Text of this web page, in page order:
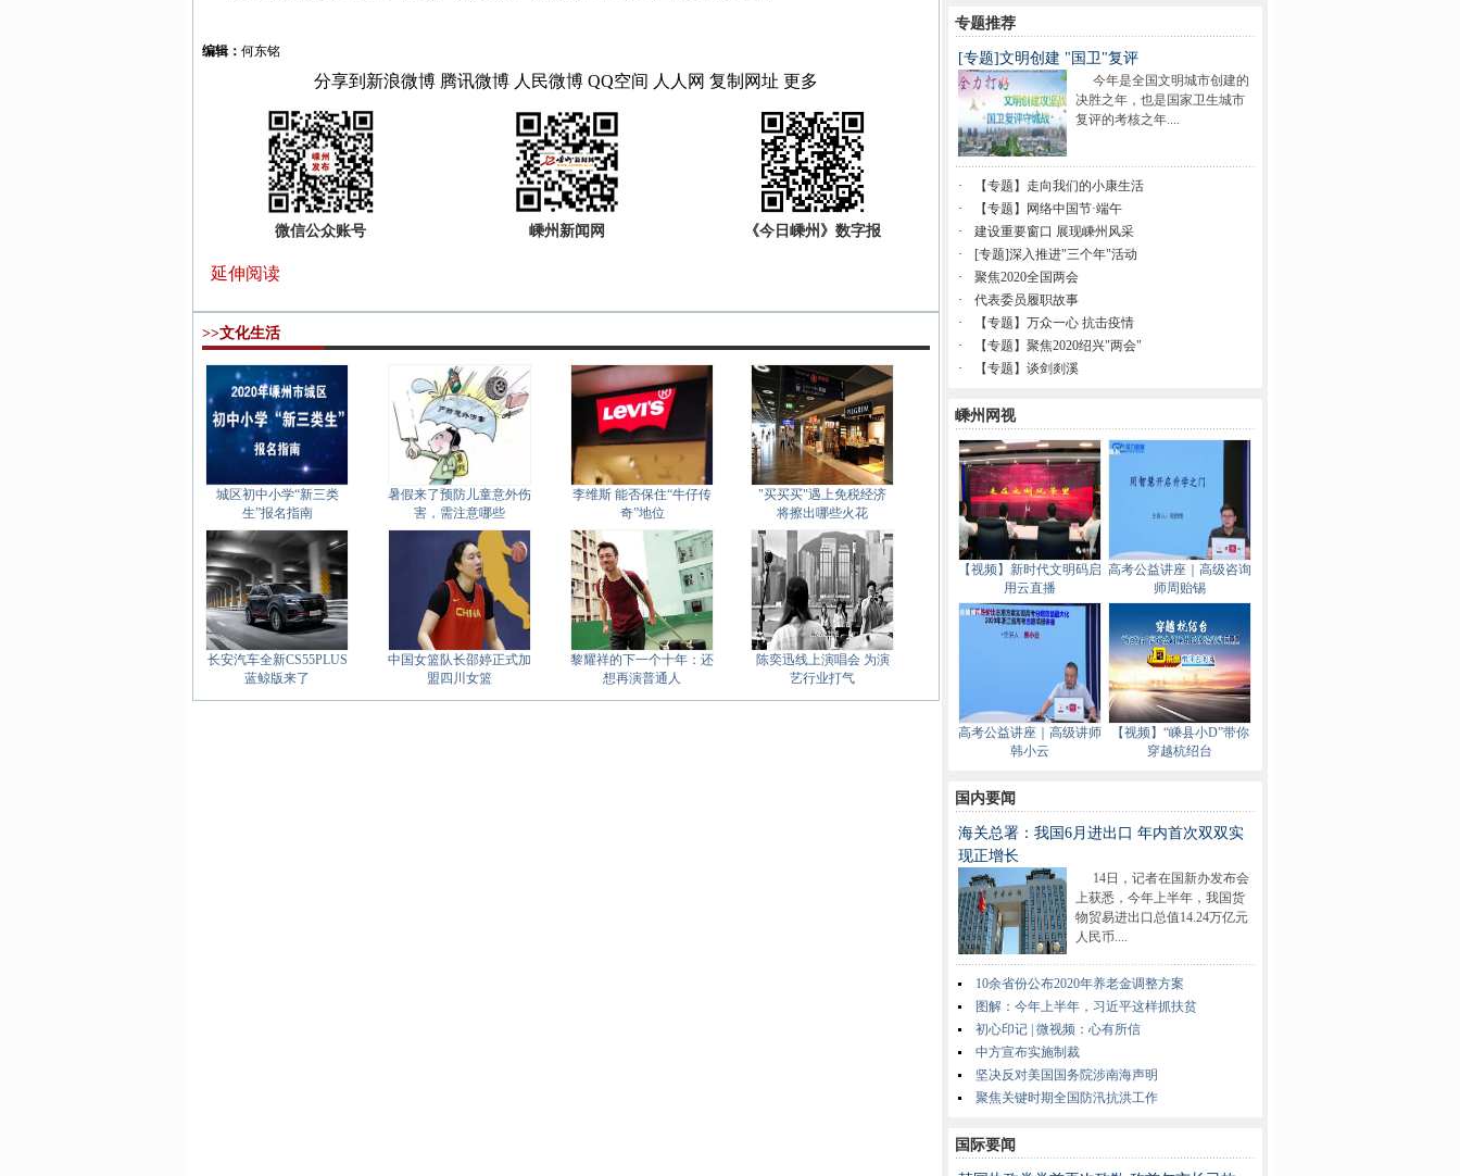
编辑： 何东铭
分享到 新浪微博 腾讯微博 人民微博 QQ空间 人人网 复制网址 更多
微信公众账号 嵊州新闻网 《今日嵊州》数字报
延伸阅读
>>文化生活
城区初中小学“新三类
生”报名指南
暑假来了预防儿童意外伤
害，需注意哪些
李维斯 能否保住“牛仔传
奇”地位
"买买买"遇上免税经济
将擦出哪些火花
长安汽车全新CS55PLUS
蓝鲸版来了
中国女篮队长邵婷正式加
盟四川女篮
黎耀祥的下一个十年：还
想再演普通人
陈奕迅线上演唱会 为演
艺行业打气
专题推荐
[专题]文明创建 "国卫"复评
今年是全国文明城市创建的
决胜之年，也是国家卫生城市
复评的考核之年....
·
【专题】走向我们的小康生活
·
【专题】网络中国节·端午
·
建设重要窗口 展现嵊州风采
·
[专题]深入推进"三个年"活动
·
聚焦2020全国两会
·
代表委员履职故事
·
【专题】万众一心 抗击疫情
·
【专题】聚焦2020绍兴"两会"
·
【专题】谈剑剡溪
嵊州网视
【视频】新时代文明码启
用云直播
高考公益讲座｜高级咨询
师周贻锡
高考公益讲座｜高级讲师
韩小云
【视频】“嵊县小D”带你
穿越杭绍台
国内要闻
海关总署：我国6月进出口 年内首次双双实
现正增长
14日，记者在国新办发布会
上获悉，今年上半年，我国货
物贸易进出口总值14.24万亿元
人民币....
10余省份公布2020年养老金调整方案
图解：今年上半年，习近平这样抓扶贫
初心印记 | 微视频：心有所信
中方宣布实施制裁
坚决反对美国国务院涉南海声明
聚焦关键时期全国防汛抗洪工作
国际要闻